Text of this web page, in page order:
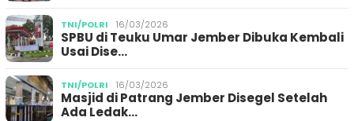
TNI/POLRI 16/03/2026
SPBU di Teuku Umar Jember Dibuka Kembali
Usai Dise…
TNI/POLRI 16/03/2026
Masjid di Patrang Jember Disegel Setelah
Ada Ledak…